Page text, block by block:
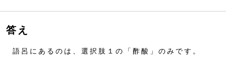
答え
語呂にあるのは、選択肢１の「酢酸」のみです。